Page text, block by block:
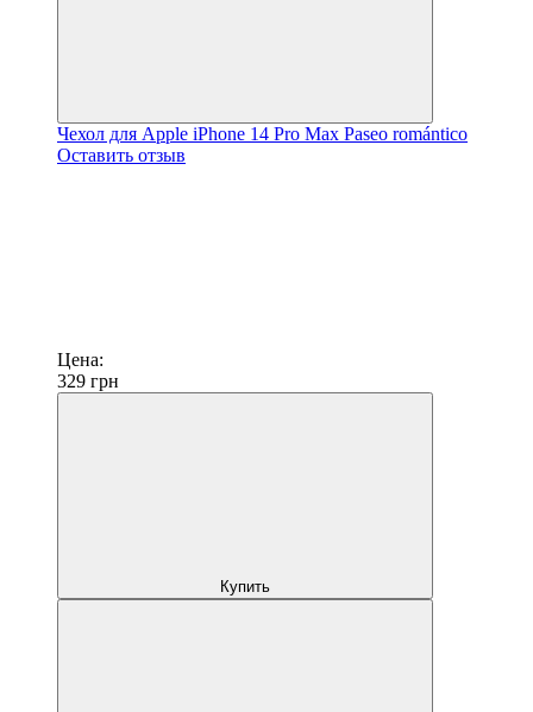
Чехол для Apple iPhone 14 Pro Max Paseo romántico
Оставить отзыв
Цена:
329 грн
Купить